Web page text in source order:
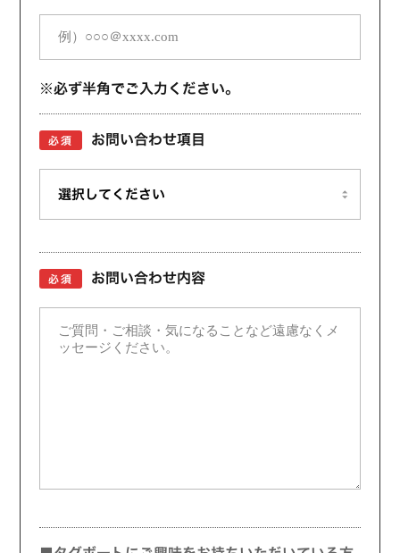
※必ず半角でご入力ください。
必須 お問い合わせ項目
必須 お問い合わせ内容